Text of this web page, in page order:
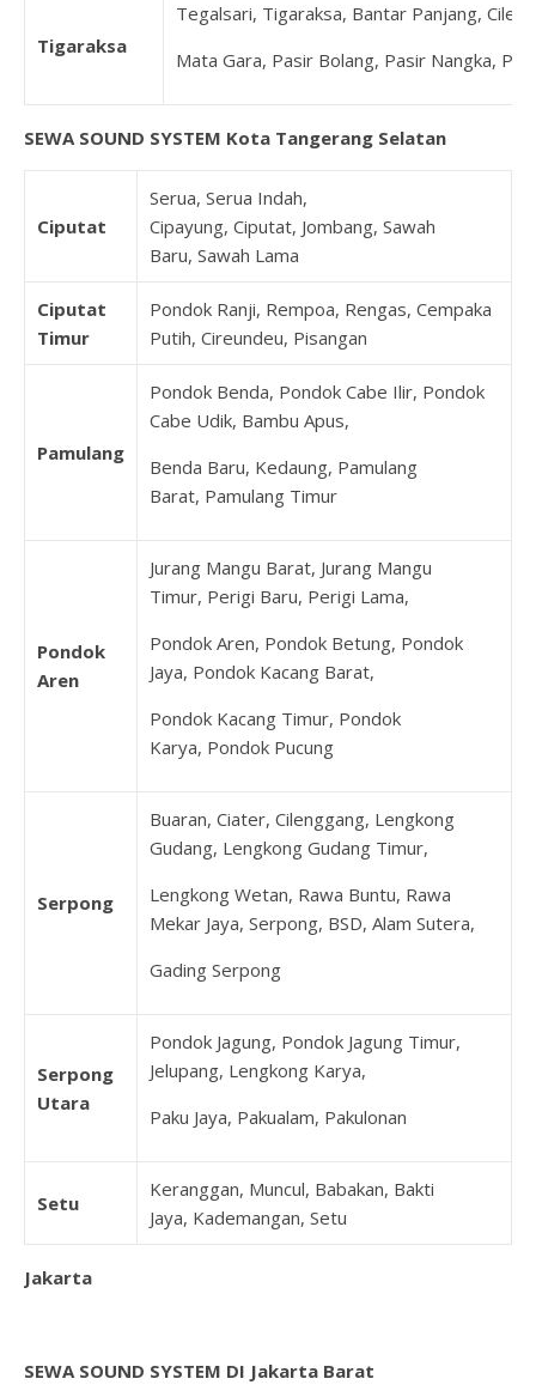
Tigaraksa
Tegalsari, Tigaraksa, Bantar Panjang,
Mata Gara, Pasir Bolang, Pasir Nangka,
SEWA SOUND SYSTEM Kota Tangerang Selatan
Ciputat
Serua, Serua Indah,
Cipayung, Ciputat, Jombang, Sawah
Baru, Sawah Lama
Ciputat
Timur
Pondok Ranji, Rempoa, Rengas, Cempaka
Putih, Cireundeu, Pisangan
Pamulang
Pondok Benda, Pondok Cabe Ilir, Pondok
Cabe Udik, Bambu Apus,
Benda Baru, Kedaung, Pamulang
Barat, Pamulang Timur
Pondok
Aren
Jurang Mangu Barat, Jurang Mangu
Timur, Perigi Baru, Perigi Lama,
Pondok Aren, Pondok Betung, Pondok
Jaya, Pondok Kacang Barat,
Pondok Kacang Timur, Pondok
Karya, Pondok Pucung
Serpong
Buaran, Ciater, Cilenggang, Lengkong
Gudang, Lengkong Gudang Timur,
Lengkong Wetan, Rawa Buntu, Rawa
Mekar Jaya, Serpong, BSD, Alam Sutera,
Gading Serpong
Serpong
Utara
Pondok Jagung, Pondok Jagung Timur,
Jelupang, Lengkong Karya,
Paku Jaya, Pakualam, Pakulonan
Setu
Keranggan, Muncul, Babakan, Bakti
Jaya, Kademangan, Setu
Jakarta
SEWA SOUND SYSTEM DI Jakarta Barat